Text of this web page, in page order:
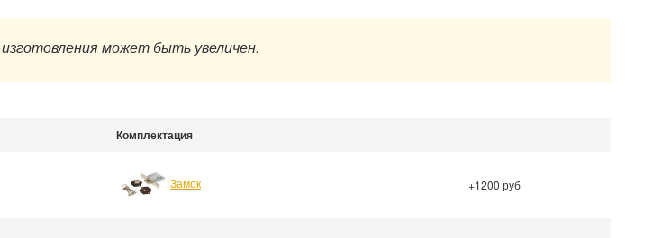
может быть увеличен.
Комплектация
Замок +1200 руб